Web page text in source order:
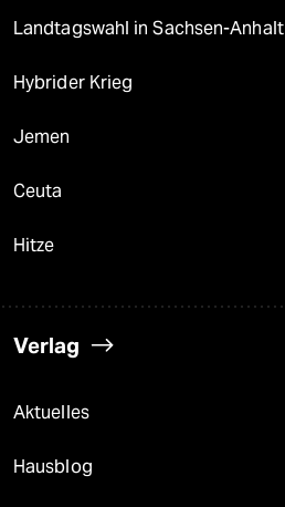
Landtagswahl in Sachsen-Anhalt
Hybrider Krieg
Jemen
Ceuta
Hitze
Verlag
Aktuelles
Hausblog